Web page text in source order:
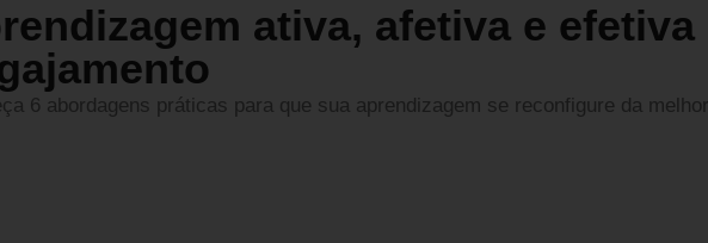
ativa, afetiva e
6 abordagens práticas para que sua aprendizagem se reconfigure da